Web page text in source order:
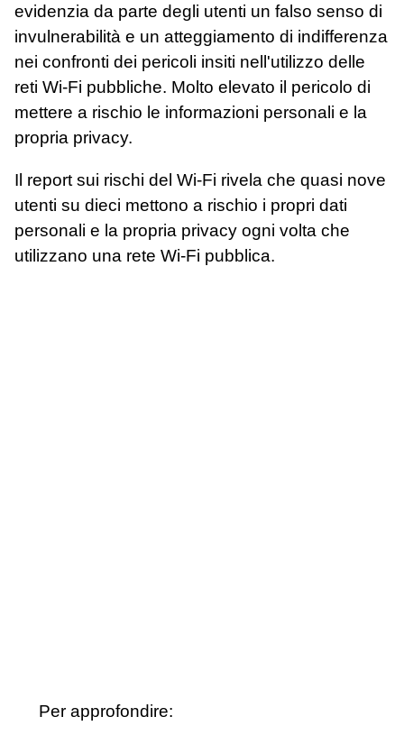
evidenzia da parte degli utenti un falso senso di
invulnerabilità e un atteggiamento di indifferenza
nei confronti dei pericoli insiti nell'utilizzo delle
reti Wi-Fi pubbliche. Molto elevato il pericolo di
mettere a rischio le informazioni personali e la
propria privacy.
Il report sui rischi del Wi-Fi rivela che quasi nove
utenti su dieci mettono a rischio i propri dati
personali e la propria privacy ogni volta che
utilizzano una rete Wi-Fi pubblica.
Per approfondire: